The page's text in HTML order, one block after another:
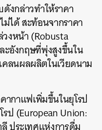
งกล่าวทำให้ราคา
ได้ สะท้อนจากราคา
งหน้า (Robusta
ะอังกฤษที่พุ่งสูงขึ้นใน
ลนผลผลิตในเวียดนาม
ากาแฟเพิ่มขึ้นในยุโรป
ป (European Union: